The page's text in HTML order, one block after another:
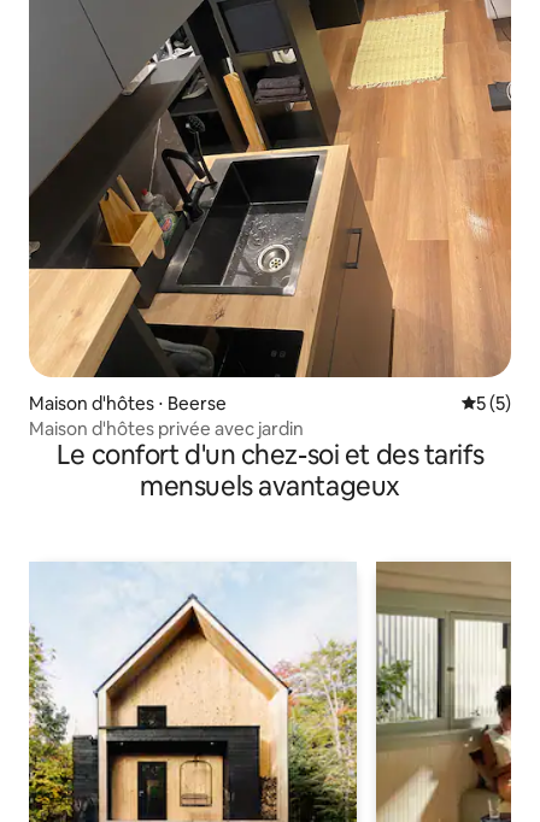
Maison d'hôtes ⋅ Beerse
5 (5)
Maison d'hôtes privée avec jardin
Le confort d'un chez-soi et des tarifs
mensuels avantageux